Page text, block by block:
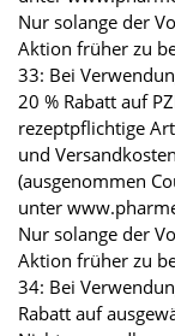
Nur solange der
Aktion früher zu
33: Bei
20 % Rabatt auf
rezeptpflichtige
und
(ausgenommen
unter
Nur solange der
Aktion früher zu
34: Bei
Rabatt auf